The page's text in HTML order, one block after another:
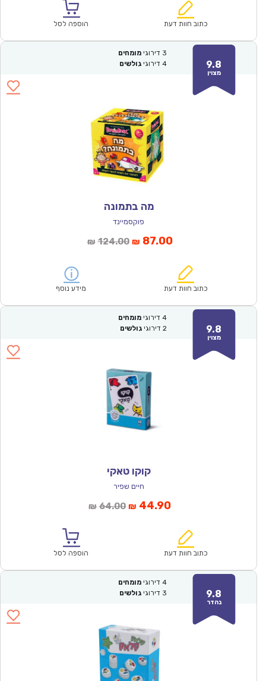
₪171.00.
הוא:
כתוב חוות דעת הוספה לסל
9.8
מצוין
3 דירוגי מומחים
4 דירוגי גולשים
מה בתמונה
פוקסמיינד
₪ 124.00המחיר
₪124.00.
₪ 87.00המחיר
הוא:
כתוב חוות דעת מידע נוסף
9.8
מצוין
4 דירוגי מומחים
2 דירוגי גולשים
קוקו טאקי
חיים שפיר
₪ 64.00המחיר
₪64.00.
₪ 44.90המחיר
הוא:
כתוב חוות דעת הוספה לסל
9.8
נהדר
4 דירוגי מומחים
3 דירוגי גולשים